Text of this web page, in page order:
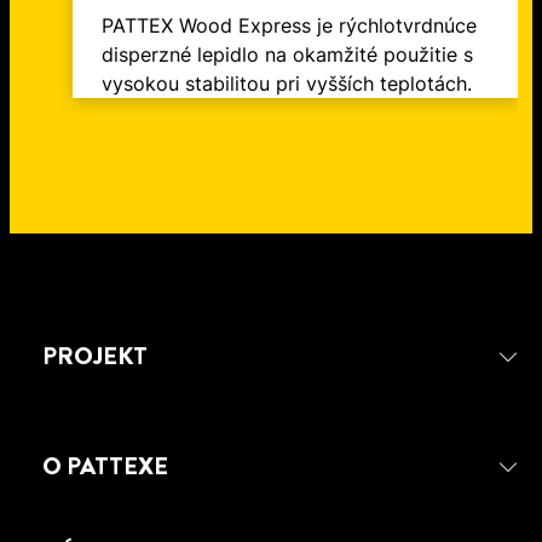
PATTEX Wood Express je rýchlotvrdnúce
disperzné lepidlo na okamžité použitie s
vysokou stabilitou pri vyšších teplotách.
PROJEKT
O PATTEXE